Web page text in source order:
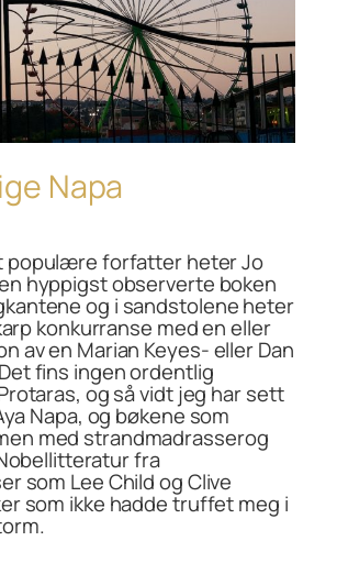
Napa
populære forfatter heter Jo
hyppigst observerte boken
og i sandstolene heter
konkurranse med en eller
av en Marian Keyes- eller Dan
fins ingen ordentlig
og så vidt jeg har sett
Napa, og bøkene som
med strandmadrasserog
fra
som Lee Child og Clive
som ikke hadde truffet meg i